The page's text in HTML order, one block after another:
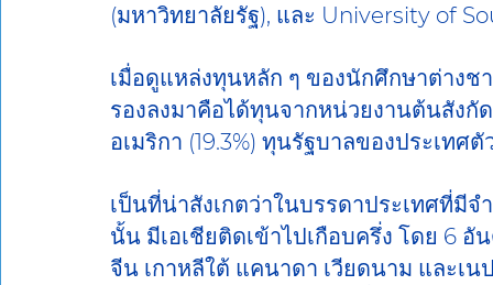
(มหาวิทยาลัยรัฐ), และ University of
เมื่อดูแหล่งทุนหลัก ๆ ของนักศึกษาต่างช
รองลงมาคือได้ทุนจากหน่วยงานต้นสังกั
อเมริกา (19.3%) ทุนรัฐบาลของประเทศตั
เป็นที่น่าสังเกตว่าในบรรดาประเทศที่
นั้น มีเอเชียติดเข้าไปเกือบครึ่ง โดย 6 อั
จีน เกาหลีใต้ แคนาดา เวียดนาม และเ